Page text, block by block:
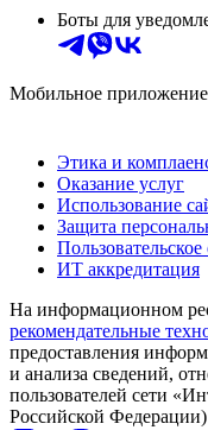
Боты для
Мобильное приложение
Этика и
Оказание услуг
Использование
Защита
ИТ аккредитация
На информационном
рекомендательные
предоставления
и анализа сведений,
пользователей сети
Российской Федерации)